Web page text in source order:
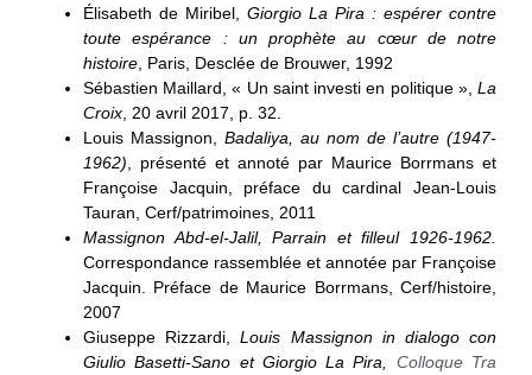
Élisabeth de Miribel
Giorgio La Pira : espérer contre
toute espérance : un prophète au cœur de notre
histoire , Paris, Desclée de Brouwer, 1992
Sébastien Maillard, « Un saint investi en politique », La
Croix ,‎ 20 avril 2017, p. 32.
Louis Massignon,
Badaliya, au nom de l’autre (1947-
1962) , présenté et annoté par Maurice Borrmans et
Françoise Jacquin, préface du cardinal Jean-Louis
Tauran, Cerf/patrimoines, 2011
Massignon Abd-el-Jalil, Parrain et filleul 1926-1962.
Correspondance rassemblée et annotée par Françoise
Jacquin. Préface de Maurice Borrmans, Cerf/histoire,
2007
Giuseppe Rizzardi,Louis Massignon in dialogo con
Giulio Basetti-Sano et Giorgio La Pira, Colloque Tra